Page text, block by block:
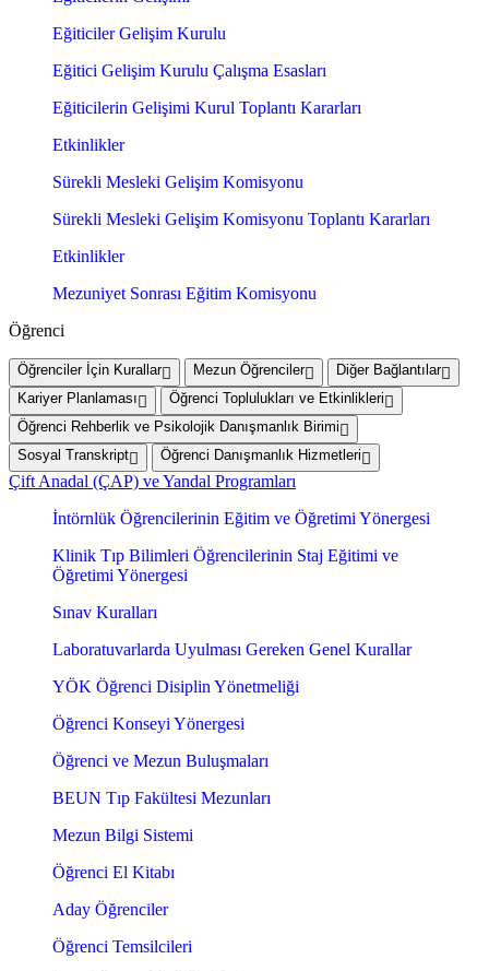
Eğiticiler Gelişim Kurulu
Eğitici Gelişim Kurulu Çalışma Esasları
Eğiticilerin Gelişimi Kurul Toplantı Kararları
Etkinlikler
Sürekli Mesleki Gelişim Komisyonu
Sürekli Mesleki Gelişim Komisyonu Toplantı Kararları
Etkinlikler
Mezuniyet Sonrası Eğitim Komisyonu
Öğrenci
Öğrenciler İçin Kurallar Mezun Öğrenciler
Diğer Bağlantılar
Kariyer Planlaması
Öğrenci Toplulukları ve Etkinlikleri
Öğrenci Rehberlik ve Psikolojik Danışmanlık Birimi
Sosyal Transkript
Öğrenci Danışmanlık Hizmetleri
Çift Anadal (ÇAP) ve Yandal Programları
İntörnlük Öğrencilerinin Eğitim ve Öğretimi Yönergesi
Klinik Tıp Bilimleri Öğrencilerinin Staj Eğitimi ve
Öğretimi Yönergesi
Sınav Kuralları
Laboratuvarlarda Uyulması Gereken Genel Kurallar
YÖK Öğrenci Disiplin Yönetmeliği
Öğrenci Konseyi Yönergesi
Öğrenci ve Mezun Buluşmaları
BEUN Tıp Fakültesi Mezunları
Mezun Bilgi Sistemi
Öğrenci El Kitabı
Aday Öğrenciler
Öğrenci Temsilcileri